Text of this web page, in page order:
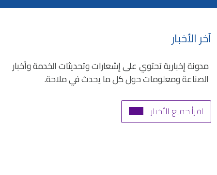
آخر الأخبار
مدونة إخبارية تحتوي على إشعارات وتحديثات الخدمة وأخبار
الصناعة ومعلومات حول كل ما يحدث في ملاحة.
اقرأ جميع الأخبار